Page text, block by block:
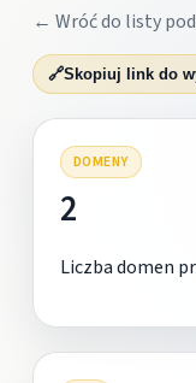
← Wróć do listy
🔗Skopiuj link do
DOMENY
2
Liczba domen